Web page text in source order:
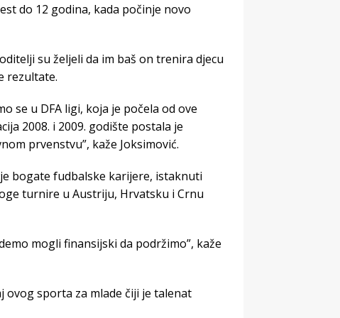
do 12 godina, kada počinje novo
su željeli da im baš on trenira djecu
rezultate.
se u DFA ligi, koja je počela od ove
2008. i 2009. godište postala je
prvenstvu”, kaže Joksimović.
bogate fudbalske karijere, istaknuti
turnire u Austriju, Hrvatsku i Crnu
mogli finansijski da podržimo”, kaže
ovog sporta za mlade čiji je talenat